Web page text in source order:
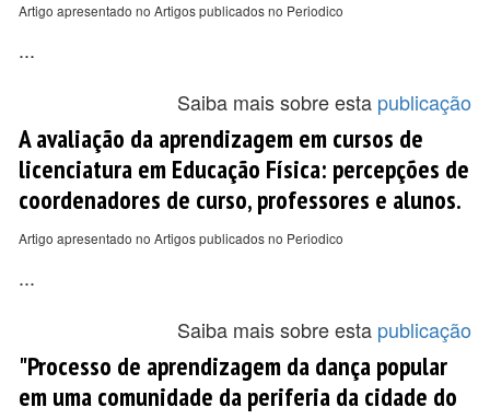
Artigo apresentado no Artigos publicados no Periodico
...
Saiba mais sobre esta publicação
A avaliação da aprendizagem em cursos de
licenciatura em Educação Física: percepções de
coordenadores de curso, professores e alunos.
Artigo apresentado no Artigos publicados no Periodico
...
Saiba mais sobre esta publicação
"Processo de aprendizagem da dança popular
em uma comunidade da periferia da cidade do